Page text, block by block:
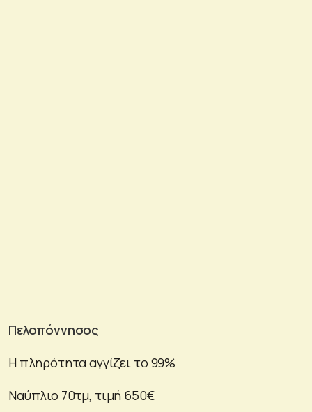
Πελοπόννησος
Η πληρότητα αγγίζει το 99%
Ναύπλιο 70τμ, τιμή 650€